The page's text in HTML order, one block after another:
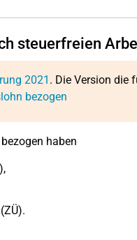
steuerfreien
2021 . Die Version die
bezogen
haben